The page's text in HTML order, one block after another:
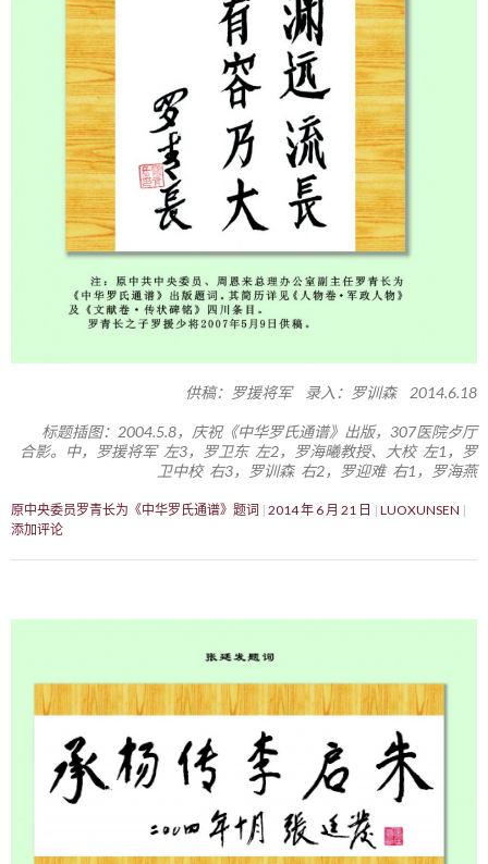
供稿：罗援将军 录入：罗训森 2014.6.18
标题插图：2004.5.8，庆祝《中华罗氏通谱》出版，307医院歺厅
合影。中，罗援将军 左3，罗卫东 左2，罗海曦教授、大校 左1，罗
卫中校 右3，罗训森 右2，罗迎难 右1，罗海燕
原中央委员罗青长为《中华罗氏通谱》题词 2014 年 6 月 21 日
LUOXUNSEN
添加评论